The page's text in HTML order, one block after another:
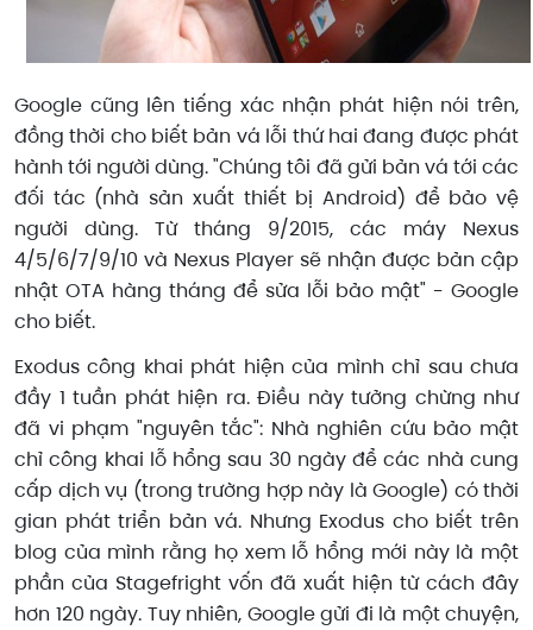
Google cũng lên tiếng xác nhận phát hiện nói trên,
đồng thời cho biết bản vá lỗi thứ hai đang được phát
hành tới người dùng. "Chúng tôi đã gửi bản vá tới các
đối tác (nhà sản xuất thiết bị Android) để bảo vệ
người dùng. Từ tháng 9/2015, các máy Nexus
4/5/6/7/9/10 và Nexus Player sẽ nhận được bản cập
nhật OTA hàng tháng để sửa lỗi bảo mật" - Google
cho biết.
Exodus công khai phát hiện của mình chỉ sau chưa
đầy 1 tuần phát hiện ra. Điều này tưởng chừng như
đã vi phạm "nguyên tắc": Nhà nghiên cứu bảo mật
chỉ công khai lỗ hổng sau 30 ngày để các nhà cung
cấp dịch vụ (trong trường hợp này là Google) có thời
gian phát triển bản vá. Nhưng Exodus cho biết trên
blog của mình rằng họ xem lỗ hổng mới này là một
phần của Stagefright vốn đã xuất hiện từ cách đây
hơn 120 ngày. Tuy nhiên, Google gửi đi là một chuyện,